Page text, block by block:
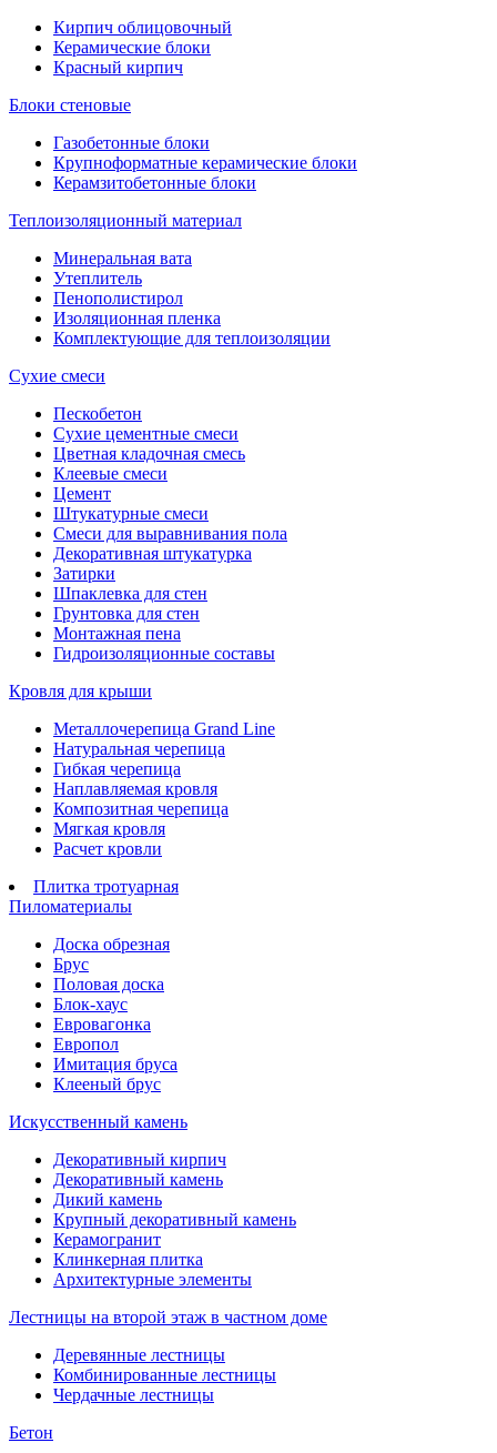
Кирпич облицовочный
Керамические блоки
Красный кирпич
Блоки стеновые
Газобетонные блоки
Крупноформатные керамические блоки
Керамзитобетонные блоки
Теплоизоляционный материал
Минеральная вата
Утеплитель
Пенополистирол
Изоляционная пленка
Комплектующие для теплоизоляции
Сухие смеси
Пескобетон
Сухие цементные смеси
Цветная кладочная смесь
Клеевые смеси
Цемент
Штукатурные смеси
Смеси для выравнивания пола
Декоративная штукатурка
Затирки
Шпаклевка для стен
Грунтовка для стен
Монтажная пена
Гидроизоляционные составы
Кровля для крыши
Металлочерепица Grand Line
Натуральная черепица
Гибкая черепица
Наплавляемая кровля
Композитная черепица
Мягкая кровля
Расчет кровли
Плитка тротуарная
Пиломатериалы
Доска обрезная
Брус
Половая доска
Блок-хаус
Евровагонка
Европол
Имитация бруса
Клееный брус
Искусственный камень
Декоративный кирпич
Декоративный камень
Дикий камень
Крупный декоративный камень
Керамогранит
Клинкерная плитка
Архитектурные элементы
Лестницы на второй этаж в частном доме
Деревянные лестницы
Комбинированные лестницы
Чердачные лестницы
Бетон